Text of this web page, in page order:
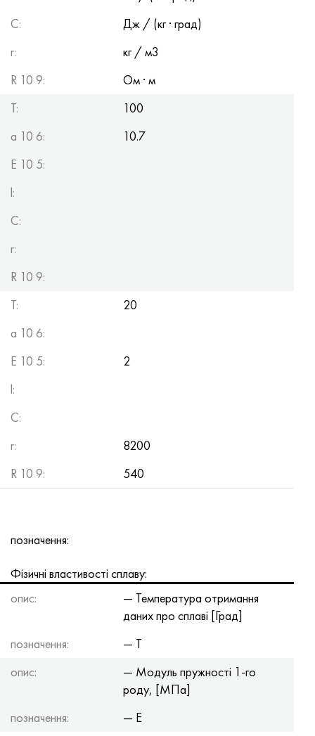
C:
Дж / (кг · град)
r:
кг / м3
R 10 9:
Ом · м
T:
100
a 10 6:
10.7
E 10 5:
l:
C:
r:
R 10 9:
T:
20
a 10 6:
E 10 5:
2
l:
C:
r:
8200
R 10 9:
540
позначення:
Фізичні властивості сплаву:
опис:
— Температура отримання
даних про сплаві [Град]
позначення:
— T
опис:
— Модуль пружності 1-го
роду, [МПа]
позначення:
— E